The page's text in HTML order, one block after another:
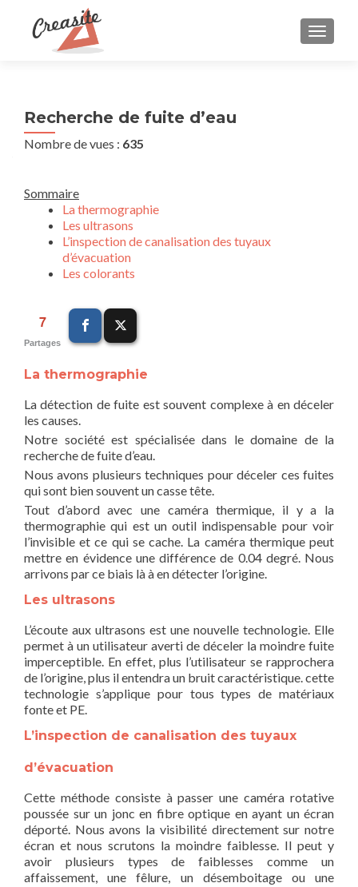
Recherche de fuite d’eau
Nombre de vues : 635
Sommaire
La thermographie
Les ultrasons
L’inspection de canalisation des tuyaux
d’évacuation
Les colorants
7
Partages
La thermographie
La détection de fuite est souvent complexe à en déceler
les causes.
Notre société est spécialisée dans le domaine de la
recherche de fuite d’eau.
Nous avons plusieurs techniques pour déceler ces fuites
qui sont bien souvent un casse tête.
Tout d’abord avec une caméra thermique, il y a la
thermographie qui est un outil indispensable pour voir
l’invisible et ce qui se cache. La caméra thermique peut
mettre en évidence une différence de 0.04 degré. Nous
arrivons par ce biais là à en détecter l’origine.
Les ultrasons
L’écoute aux ultrasons est une nouvelle technologie. Elle
permet à un utilisateur averti de déceler la moindre fuite
imperceptible. En effet, plus l’utilisateur se rapprochera
de l’origine, plus il entendra un bruit caractéristique. cette
technologie s’applique pour tous types de matériaux
fonte et PE.
L’inspection de canalisation des tuyaux
d’évacuation
Cette méthode consiste à passer une caméra rotative
poussée sur un jonc en fibre optique en ayant un écran
déporté. Nous avons la visibilité directement sur notre
écran et nous scrutons la moindre faiblesse. Il peut y
avoir plusieurs types de faiblesses comme un
affaissement, une fêlure, un désemboitage ou une